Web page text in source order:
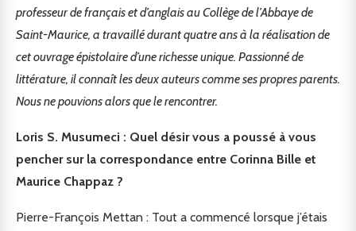
professeur de français et d’anglais au Collège de l’Abbaye de
Saint-Maurice, a travaillé durant quatre ans à la réalisation de
cet ouvrage épistolaire d’une richesse unique. Passionné de
littérature, il connaît les deux auteurs comme ses propres parents.
Nous ne pouvions alors que le rencontrer.
Loris S. Musumeci : Quel désir vous a poussé à vous
pencher sur la correspondance entre Corinna Bille et
Maurice Chappaz ?
Pierre-François Mettan : Tout a commencé lorsque j’étais